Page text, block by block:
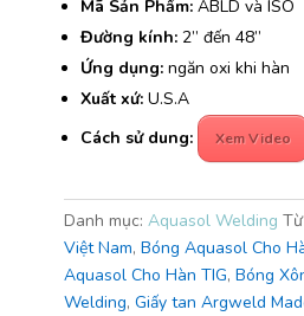
Mã Sản Phẩm: ABLD và ISO
Đường kính: 2” đến 48”
Ứng dụng: ngăn oxi khi hàn
Xuất xứ: U.S.A
Cách sử dung:
Xem Video
Danh mục: Aquasol Welding
Việt Nam, Bóng Aquasol Cho
Aquasol Cho Hàn TIG, Bóng
Welding, Giấy tan Argweld